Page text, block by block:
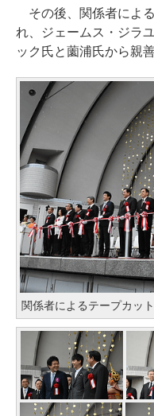
その後、関係者によ
れ、ジェームス・ジラ
ック氏と薗浦氏から親
関係者によるテープカット